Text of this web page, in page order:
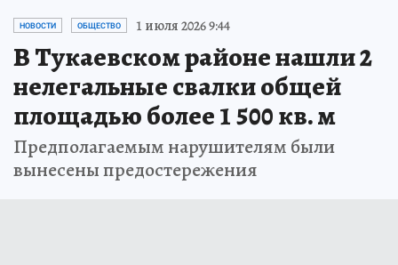
НОВОСТИ ОБЩЕСТВО 1 июля 2026 9:44
В Тукаевском районе нашли 2
нелегальные свалки общей
площадью более 1 500 кв. м
Предполагаемым нарушителям были
вынесены предостережения